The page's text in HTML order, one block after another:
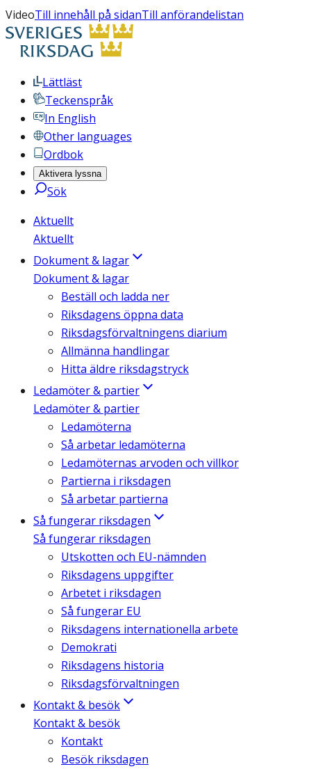
VideoTill innehåll på sidanTill anförandelistan
Lättläst
Teckenspråk
In English
Other languages
Ordbok
Aktivera lyssna
Sök
Aktuellt
Aktuellt
Dokument & lagar
Dokument & lagar
Beställ och ladda ner
Riksdagens öppna data
Riksdagsförvaltningens diarium
Allmänna handlingar
Hitta äldre riksdagstryck
Ledamöter & partier
Ledamöter & partier
Ledamöterna
Så arbetar ledamöterna
Ledamöternas arvoden och villkor
Partierna i riksdagen
Så arbetar partierna
Så fungerar riksdagen
Så fungerar riksdagen
Utskotten och EU-nämnden
Riksdagens uppgifter
Arbetet i riksdagen
Så fungerar EU
Riksdagens internationella arbete
Demokrati
Riksdagens historia
Riksdagsförvaltningen
Kontakt & besök
Kontakt & besök
Kontakt
Besök riksdagen